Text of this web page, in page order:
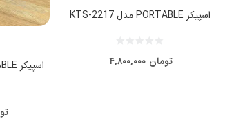
اسپیکر PORTABLE مدل KTS-2217
۴,۸۰۰,۰۰۰ تومان اسپیکر PORTABLE مدل KTS-2223